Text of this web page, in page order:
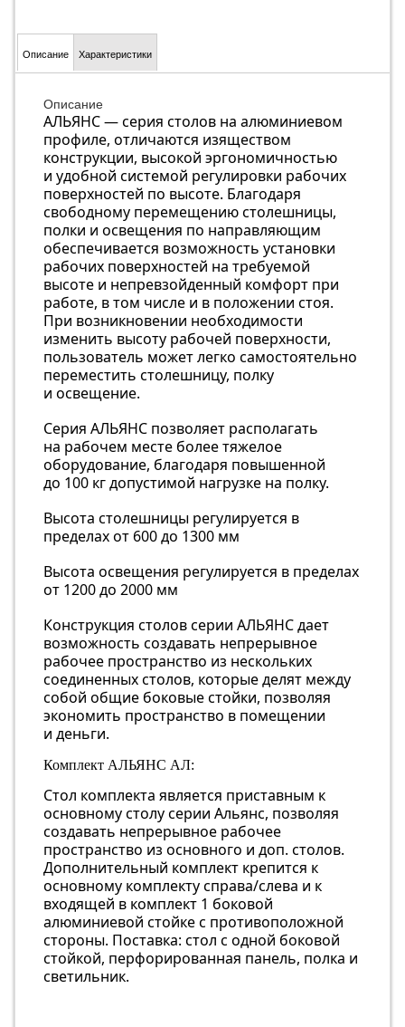
Описание Характеристики
Описание
АЛЬЯНС — серия столов на алюминиевом
профиле, отличаются изяществом
конструкции, высокой эргономичностью
и удобной системой регулировки рабочих
поверхностей по высоте. Благодаря
свободному перемещению столешницы,
полки и освещения по направляющим
обеспечивается возможность установки
рабочих поверхностей на требуемой
высоте и непревзойденный комфорт при
работе, в том числе и в положении стоя.
При возникновении необходимости
изменить высоту рабочей поверхности,
пользователь может легко самостоятельно
переместить столешницу, полку
и освещение.
Серия АЛЬЯНС позволяет располагать
на рабочем месте более тяжелое
оборудование, благодаря повышенной
до 100 кг допустимой нагрузке на полку.
Высота столешницы регулируется в
пределах от 600 до 1300 мм
Высота освещения регулируется в пределах
от 1200 до 2000 мм
Конструкция столов серии АЛЬЯНС дает
возможность создавать непрерывное
рабочее пространство из нескольких
соединенных столов, которые делят между
собой общие боковые стойки, позволяя
экономить пространство в помещении
и деньги.
Комплект АЛЬЯНС АЛ:
Стол комплекта является приставным к
основному столу серии Альянс, позволяя
создавать непрерывное рабочее
пространство из основного и доп. столов.
Дополнительный комплект крепится к
основному комплекту справа/слева и к
входящей в комплект 1 боковой
алюминиевой стойке с противоположной
стороны. Поставка: стол с одной боковой
стойкой, перфорированная панель, полка и
светильник.